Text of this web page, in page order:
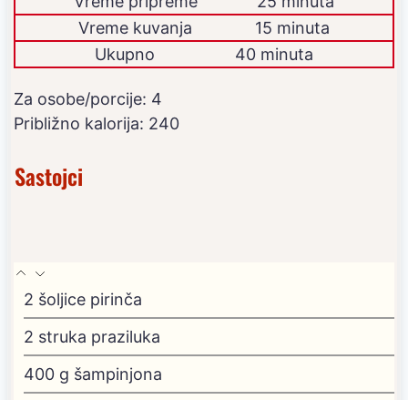
Vreme kuvanja
15 minuta
Ukupno
40 minuta
Za osobe/porcije: 4
Približno kalorija: 240
Sastojci
2 šoljice pirinča
2 struka praziluka
400 g šampinjona